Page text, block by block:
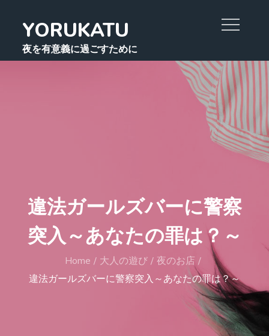
contentYORUKATU
夜を有意義に過ごすために
違法ガールズバーに警察
突入～あなたの罪は？～
Home 大人の遊び
夜のお店
違法ガールズバーに警察突入～あなたの罪は？～